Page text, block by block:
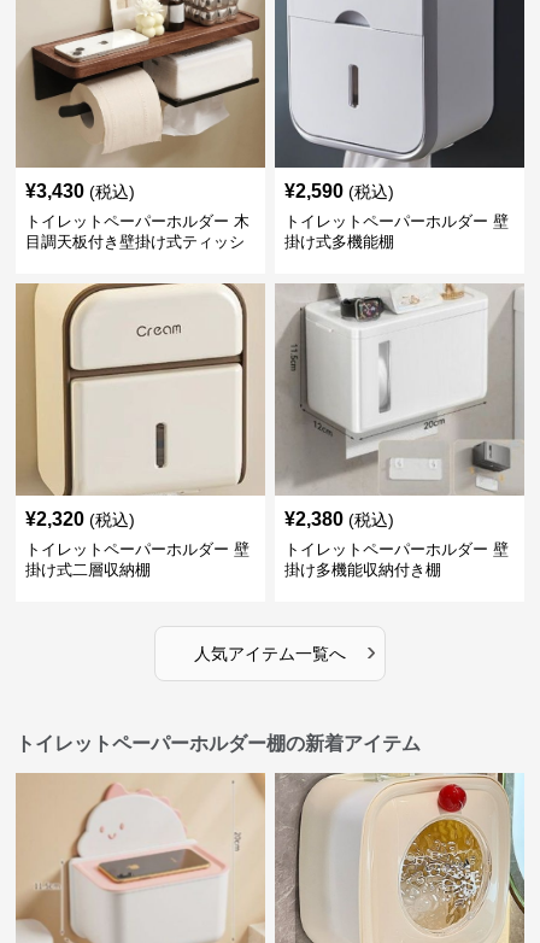
¥3,430 (税込)
トイレットペーパーホルダー 木
目調天板付き壁掛け式ティッシ
¥2,590 (税込)
トイレットペーパーホルダー 壁
掛け式多機能棚
¥2,320 (税込)
トイレットペーパーホルダー 壁
掛け式二層収納棚
¥2,380 (税込)
トイレットペーパーホルダー 壁
掛け多機能収納付き棚
人気アイテム一覧へ ›
トイレットペーパーホルダー棚の新着アイテム